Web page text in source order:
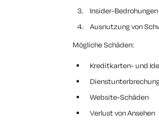
Insider-Bedrohungen
Ausnutzung von
Mögliche Schäden:
Kreditkarten- und
Website-Schäden
Verlust von Ansehen